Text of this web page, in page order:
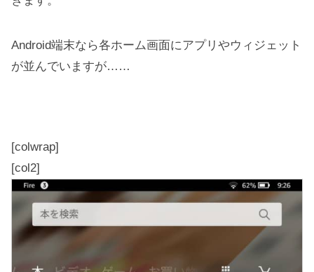
Android端末なら各ホーム画面にアプリやウィジェット
が並んでいますが……
[colwrap]
[col2]